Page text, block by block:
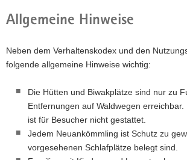
Allgemeine Hinweise
Neben dem Verhaltenskodex und den
folgende allgemeine Hinweise wichtig:
Die Hütten und Biwakplätze sind nur zu
Entfernungen auf Waldwegen erreichbar.
ist für Besucher nicht gestattet.
Jedem Neuankömmling ist Schutz zu
vorgesehenen Schlafplätze belegt sind.